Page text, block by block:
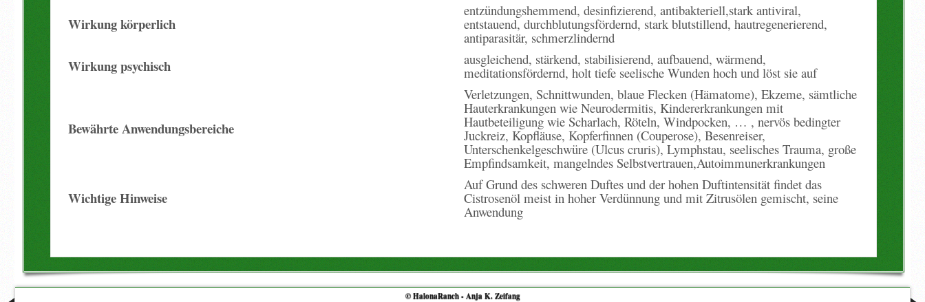
Wirkung körperlich
entzündungshemmend, desinfizierend, antibakteriell,stark antiviral,
entstauend, durchblutungsfördernd, stark blutstillend, hautregenerierend,
antiparasitär, schmerzlindernd
Wirkung psychisch
ausgleichend, stärkend, stabilisierend, aufbauend, wärmend,
meditationsfördernd, holt tiefe seelische Wunden hoch und löst sie auf
Bewährte Anwendungsbereiche
Verletzungen, Schnittwunden, blaue Flecken (Hämatome), Ekzeme, sämtliche
Hauterkrankungen wie Neurodermitis, Kindererkrankungen mit
Hautbeteiligung wie Scharlach, Röteln, Windpocken, … , nervös bedingter
Juckreiz, Kopfläuse, Kopferfinnen (Couperose), Besenreiser,
Unterschenkelgeschwüre (Ulcus cruris), Lymphstau, seelisches Trauma, große
Empfindsamkeit, mangelndes Selbstvertrauen,Autoimmunerkrankungen
Wichtige Hinweise
Auf Grund des schweren Duftes und der hohen Duftintensität findet das
Cistrosenöl meist in hoher Verdünnung und mit Zitrusölen gemischt, seine
Anwendung
© HalonaRanch - Anja K. Zeifang